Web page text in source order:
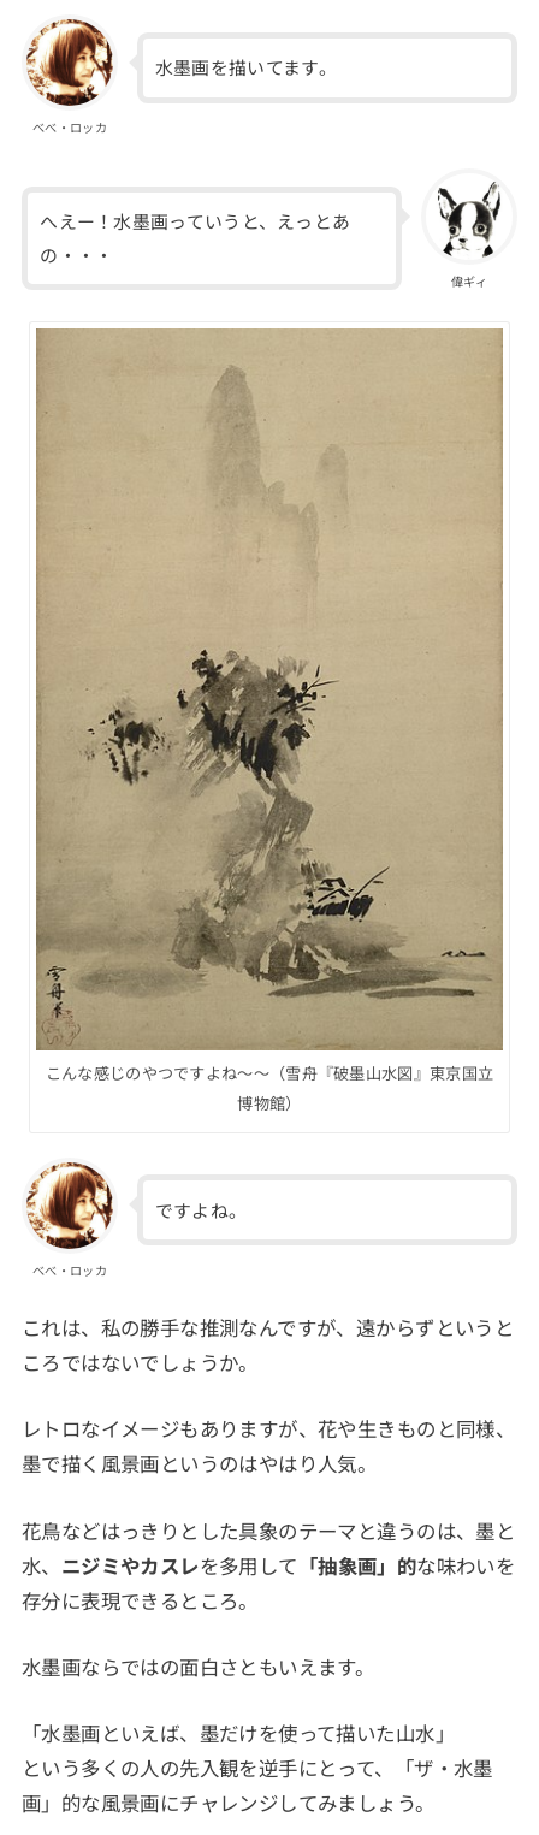
べべ・ロッカ
水墨画を描いてます。
偉ギィ
へえー！水墨画っていうと、えっとあ
の・・・
こんな感じのやつですよね〜〜（雪舟『破墨山水図』東京国立
博物館）
べべ・ロッカ
ですよね。
これは、私の勝手な推測なんですが、遠からずというと
ころではないでしょうか。
レトロなイメージもありますが、花や生きものと同様、
墨で描く風景画というのはやはり人気。
花鳥などはっきりとした具象のテーマと違うのは、墨と
水、 ニジミやカスレを多用して 「抽象画」的な味わいを
存分に表現できるところ。
水墨画ならではの面白さともいえます。
「水墨画といえば、墨だけを使って描いた山水」
という多くの人の先入観を逆手にとって、「ザ・水墨
画」的な風景画にチャレンジしてみましょう。